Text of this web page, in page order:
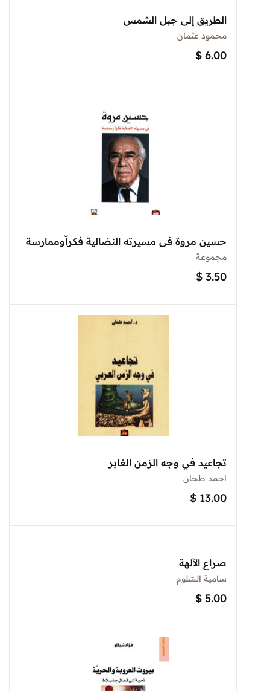
الطريق إلى جبل الشمس
محمود عثمان
$ 6.00
حسين مروة في مسيرته النضالية فكراّوممارسة
مجموعة
$ 3.50
تجاعيد في وجه الزمن الغابر
احمد طحان
$ 13.00
صراع الآلهة
سامية السّلوم
$ 5.00